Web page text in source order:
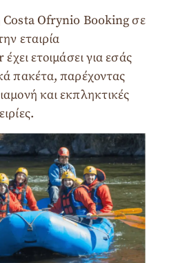
Costa Ofrynio Booking σε
εταιρία
ετοιμάσει για εσάς
πακέτα, παρέχοντας
και εκπληκτικές